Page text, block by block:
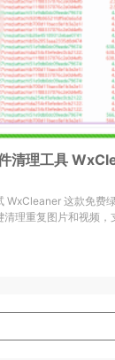
清理工具
WxCleaner 这款免费
清理重复图片和视频，